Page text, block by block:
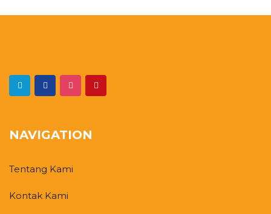
NAVIGATION
Tentang Kami
Kontak Kami